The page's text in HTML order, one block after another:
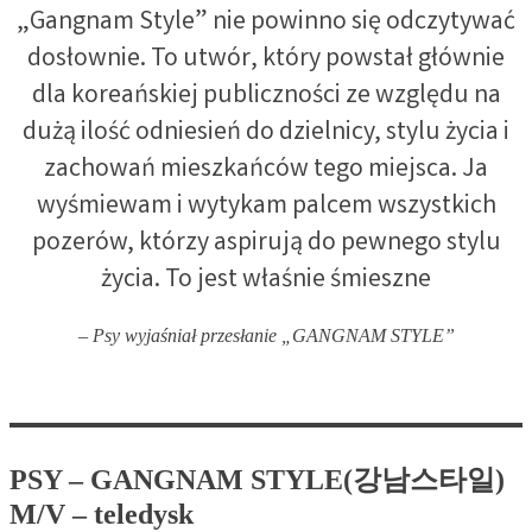
„Gangnam Style” nie powinno się odczytywać
dosłownie. To utwór, który powstał głównie
dla koreańskiej publiczności ze względu na
dużą ilość odniesień do dzielnicy, stylu życia i
zachowań mieszkańców tego miejsca. Ja
wyśmiewam i wytykam palcem wszystkich
pozerów, którzy aspirują do pewnego stylu
życia. To jest właśnie śmieszne
– Psy wyjaśniał przesłanie „GANGNAM STYLE”
PSY – GANGNAM STYLE(강남스타일)
M/V – teledysk